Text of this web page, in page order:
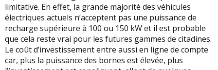
limitative. En effet, la grande majorité des véhicules
électriques actuels n’acceptent pas une puissance de
recharge supérieure à 100 ou 150 kW et il est probable
que cela reste vrai pour les futures gammes de citadines.
Le coût d’investissement entre aussi en ligne de compte
car, plus la puissance des bornes est élevée, plus